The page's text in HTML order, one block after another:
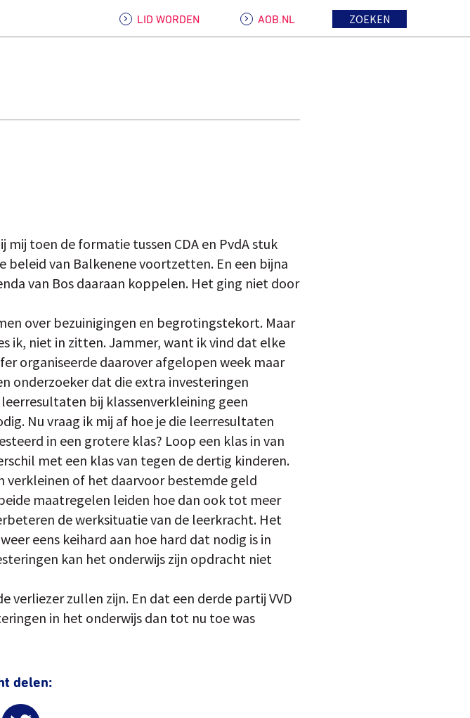
LID WORDEN AOB.NL ZOEKEN
mij toen de formatie tussen CDA en PvdA stuk
beleid van Balkenene voortzetten. En een bijna
van Bos daaraan koppelen. Het ging niet door
over bezuinigingen en begrotingstekort. Maar
ik, niet in zitten. Jammer, want ik vind dat elke
organiseerde daarover afgelopen week maar
onderzoeker dat die extra investeringen
bij klassenverkleining geen
Nu vraag ik mij af hoe je die leerresultaten
in een grotere klas? Loop een klas in van
met een klas van tegen de dertig kinderen.
verkleinen of het daarvoor bestemde geld
maatregelen leiden hoe dan ook tot meer
de werksituatie van de leerkracht. Het
eens keihard aan hoe hard dat nodig is in
kan het onderwijs zijn opdracht niet
zullen zijn. En dat een derde partij VVD
in het onderwijs dan tot nu toe was
delen: